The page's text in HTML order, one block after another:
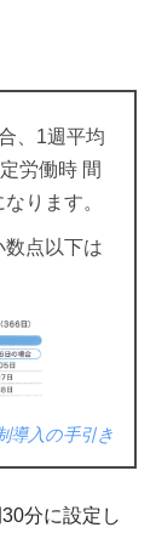
、1週平均
労働時 間
ります。
数点以下は
導入の手引き
分に設定し